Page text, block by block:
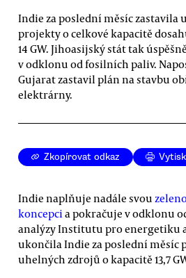
Indie za poslední měsíc zastavila
projekty o celkové kapacitě
14 GW. Jihoasijský stát tak
v odklonu od fosilních paliv.
Gujarat zastavil plán na stavbu
elektrárny.
Zkopírovat odkaz
Indie naplňuje nadále svou
koncepci a pokračuje v odklonu
analýzy Institutu pro energetiku a
ukončila Indie za poslední měsíc
uhelných zdrojů o kapacitě 13,7